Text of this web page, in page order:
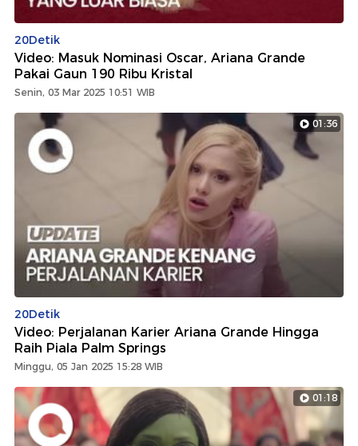
20Detik
Video: Masuk Nominasi Oscar, Ariana Grande
Pakai Gaun 190 Ribu Kristal
Senin, 03 Mar 2025 10:51 WIB
01:36
20Detik
Video: Perjalanan Karier Ariana Grande Hingga
Raih Piala Palm Springs
Minggu, 05 Jan 2025 15:28 WIB
01:18